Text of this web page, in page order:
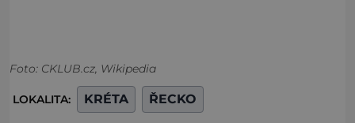
Foto: CKLUB.cz, Wikipedia
LOKALITA: KRÉTA ŘECKO